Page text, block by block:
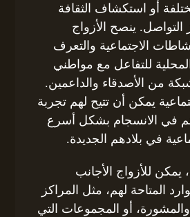
أو استكشاف الثقافة
التواصل. ينصح الأزواج
الاجتماعية والتعرف
للتفاعل مع مواطني
شبكة من الأصدقاء والداعمين.
يمكن أن تتيح لهم تجربة
في الانسجام بشكل أسرع
في بلادهم الجديدة.
يمكن للأزواج الأجانب
المتاحة لهم، مثل المراكز
والمشورة، أو المجموعات التي